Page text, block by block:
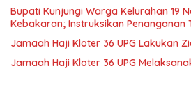
Bupati Kunjungi Warga Kelurahan 19
Kebakaran; Instruksikan Penanganan
Jamaah Haji Kloter 36 UPG Lakukan
Jamaah Haji Kloter 36 UPG